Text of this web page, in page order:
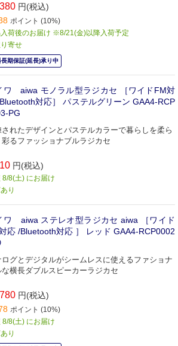
円(税込)
ポイント (10%)
荷後のお届け ※8/21(金)以降入荷予定
寄せ
長期保証(延長)承り中
ワ aiwa モノラル型ラジカセ ［ワイドFM対
対応］ パステルグリーン GAA4-RCP
PG
されたデザインとパステルカラーで暮らしを柔ら
彩るファッショナブルラジカセ
円(税込)
8/8(土) にお届け
り
ワ aiwa ステレオ型ラジカセ aiwa ［ワイド
応 /Bluetooth対応 ］ レッド GAA4-RCP0002
ログとデジタルがシームレスに使えるファショナ
な横長ダブルスピーカーラジカセ
円(税込)
ポイント (10%)
8/8(土) にお届け
り